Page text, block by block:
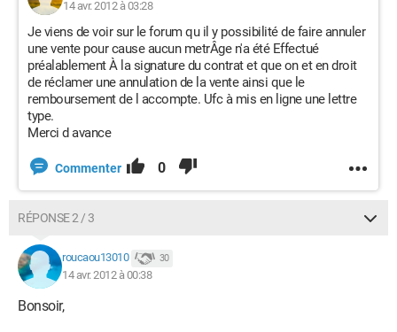
14 avr. 2012 à 03:28
Je viens de voir sur le forum qu il y possibilité de faire annuler
une vente pour cause aucun metrÂge n'a été Effectué
préalablement À la signature du contrat et que on et en droit
de réclamer une annulation de la vente ainsi que le
remboursement de l accompte. Ufc à mis en ligne une lettre
type.
Merci d avance
Commenter 0
RÉPONSE 2 / 3
roucaou13010 30
14 avr. 2012 à 00:38
Bonsoir,